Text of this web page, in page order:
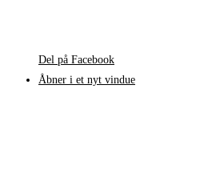
Del på Facebook
Åbner i et nyt vindue